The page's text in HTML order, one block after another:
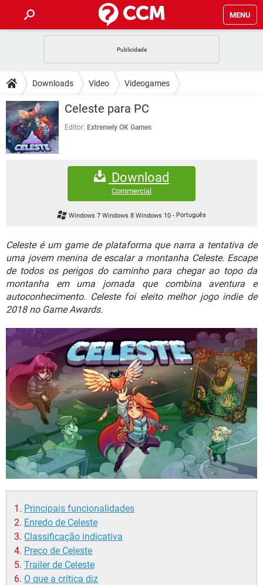
MENU
CELULAR FACEBOOK
OUTLOOK EXCEL
INSTAGRAM GMAIL
GUIA DE COMPRAS
DICAS
JOGOS WHATSAPP
CELULAR
OUTLOOK
DOWNLOADS
JOGOS WHATSAPP
CELULAR
EXCEL
GMAIL
FÓRUM
FACEBOOK
EXCEL
GMAIL
WHATSAPP
INSTAGRAM GMAIL
GUIA DE COMPRAS
Downloads Vídeo Videogames
Celeste para PC
Editor: Extremely OK Games
Download
Commercial
Windows 7 Windows 8 Windows 10- Português
Celeste é um game de plataforma que narra a tentativa de
uma jovem menina de escalar a montanha Celeste. Escape
de todos os perigos do caminho para chegar ao topo da
montanha em uma jornada que combina aventura e
autoconhecimento. Celeste foi eleito melhor jogo indie de
2018 no Game Awards.
Principais funcionalidades
Enredo de Celeste
Classificação indicativa
Preço de Celeste
Trailer de Celeste
O que a crítica diz